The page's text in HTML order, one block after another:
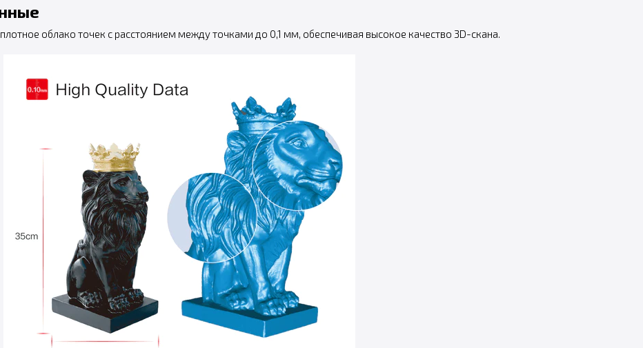
облако точек с расстоянием между точками до 0,1 мм, обеспечивая высокое качество 3D-скана.